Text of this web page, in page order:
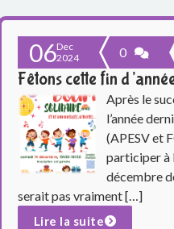
06Dec
2024
0
Fêtons cette fin
Après le
l’année
(APESV et
participer à
décembre
serait pas vraiment […]
Lire la suite